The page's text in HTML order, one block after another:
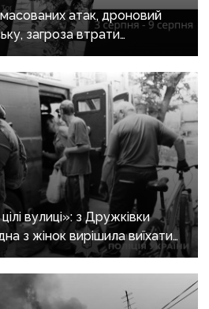
атак, дроновий
загроза втрати
з Олексієм Юковим:
вулиці»: з Дружківки
з жінок вирішила виїхати